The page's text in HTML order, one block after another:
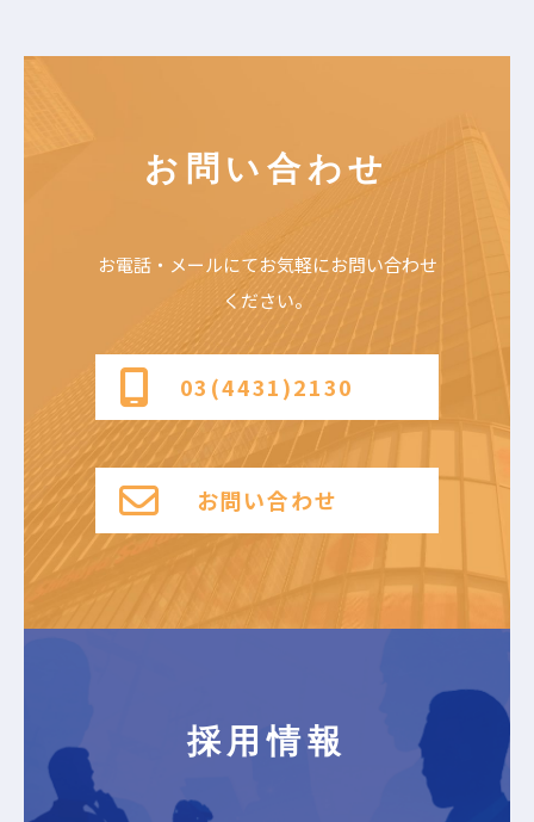
お問い合わせ
お電話・メールにてお気軽にお問い合わせ
ください。
03(4431)2130
お問い合わせ
採用情報